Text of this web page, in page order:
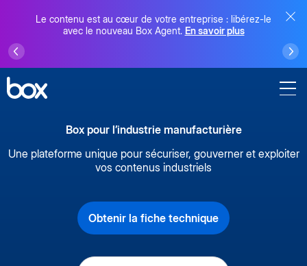
Le contenu est au cœur de votre entreprise : libérez-le
avec le nouveau Box Agent. En savoir plus
Box pour l’industrie manufacturière
Une plateforme unique pour sécuriser, gouverner et exploiter
vos contenus industriels
Obtenir la fiche technique